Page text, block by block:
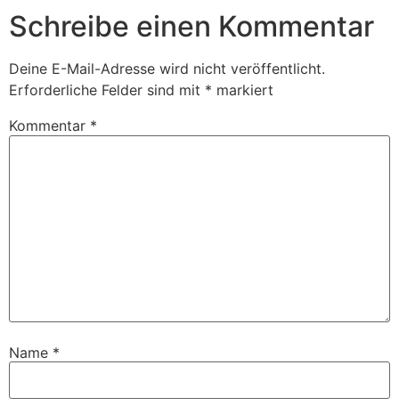
Schreibe einen Kommentar
Deine E-Mail-Adresse wird nicht veröffentlicht.
Erforderliche Felder sind mit * markiert
Kommentar *
Name *